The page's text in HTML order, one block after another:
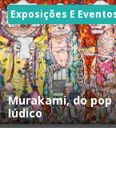
Exposições E
Murakami, do pop
lúdico